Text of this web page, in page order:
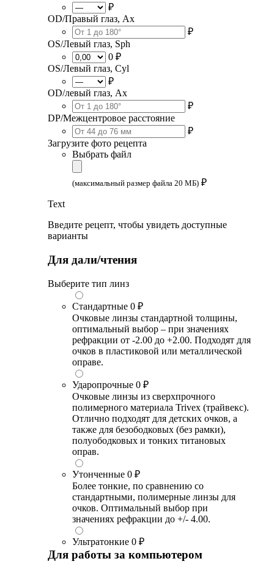
₽
OD/Правый глаз, Ax
₽
OS/Левый глаз, Sph
0 ₽
OS/Левый глаз, Cyl
₽
OD/левый глаз, Ax
₽
DP/Межцентровое расстояние
₽
Загрузите фото рецепта
Выбрать файл
(максимальный размер файла 20 МБ) ₽
Text
Введите рецепт, чтобы увидеть доступные
варианты
Для дали/чтения
Выберите тип линз
Стандартные 0 ₽
Очковые линзы стандартной толщины,
оптимальный выбор – при значениях
рефракции от -2.00 до +2.00. Подходят для
очков в пластиковой или металлической
оправе.
Ударопрочные 0 ₽
Очковые линзы из сверхпрочного
полимерного материала Trivex (трайвекс).
Отлично подходят для детских очков, а
также для безободковых (без рамки),
полуободковых и тонких титановых
оправ.
Утонченные 0 ₽
Более тонкие, по сравнению со
стандартными, полимерные линзы для
очков. Оптимальный выбор при
значениях рефракции до +/- 4.00.
Ультратонкие 0 ₽
Для работы за компьютером